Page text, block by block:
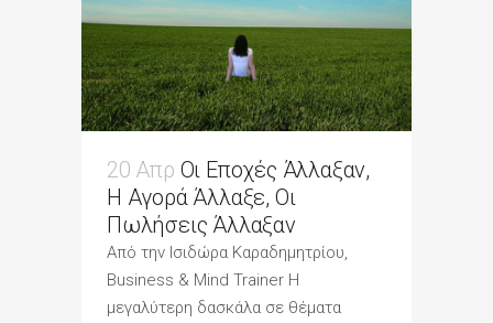
20 Απρ Οι Εποχές Άλλαξαν,
Η Αγορά Άλλαξε, Οι
Πωλήσεις Άλλαξαν
Από την Ισιδώρα Καραδημητρίου,
Business & Mind Trainer H
μεγαλύτερη δασκάλα σε θέματα